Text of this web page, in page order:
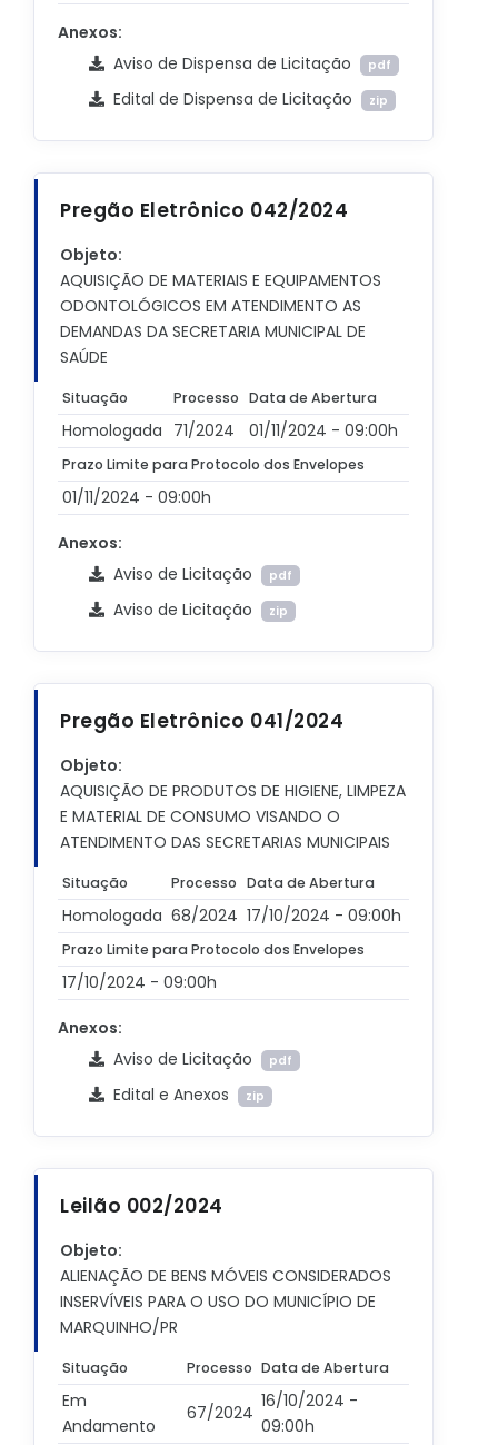
Anexos:
Aviso de Dispensa de Licitação
pdf
Edital de Dispensa de Licitação zip
Pregão Eletrônico 042/2024
Objeto:
AQUISIÇÃO DE MATERIAIS E EQUIPAMENTOS
ODONTOLÓGICOS EM ATENDIMENTO AS
DEMANDAS DA SECRETARIA MUNICIPAL DE
SAÚDE
Situação Processo Data de Abertura
Homologada 71/2024 01/11/2024 - 09:00h
Prazo Limite para Protocolo dos Envelopes
01/11/2024 - 09:00h
Anexos:
Aviso de Licitação
pdf
Aviso de Licitação zip
Pregão Eletrônico 041/2024
Objeto:
AQUISIÇÃO DE PRODUTOS DE HIGIENE, LIMPEZA
E MATERIAL DE CONSUMO VISANDO O
ATENDIMENTO DAS SECRETARIAS MUNICIPAIS
Situação Processo Data de Abertura
Homologada 68/2024 17/10/2024 - 09:00h
Prazo Limite para Protocolo dos Envelopes
17/10/2024 - 09:00h
Anexos:
Aviso de Licitação
pdf
Edital e Anexos zip
Leilão 002/2024
Objeto:
ALIENAÇÃO DE BENS MÓVEIS CONSIDERADOS
INSERVÍVEIS PARA O USO DO MUNICÍPIO DE
MARQUINHO/PR
Situação Processo Data de Abertura
Em
Andamento
67/2024
16/10/2024 -
09:00h